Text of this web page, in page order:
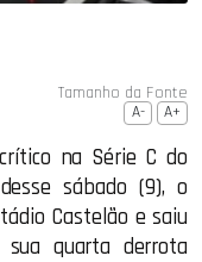
Tamanho da Fonte
A- A+
na Série C do
sábado (9), o
Castelão e saiu
quarta derrota